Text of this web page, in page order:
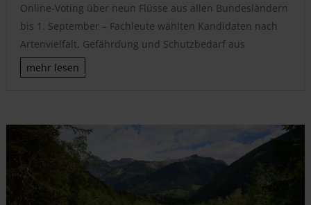
Online-Voting über neun Flüsse aus allen Bundesländern
bis 1. September – Fachleute wählten Kandidaten nach
Artenvielfalt, Gefährdung und Schutzbedarf aus
mehr lesen